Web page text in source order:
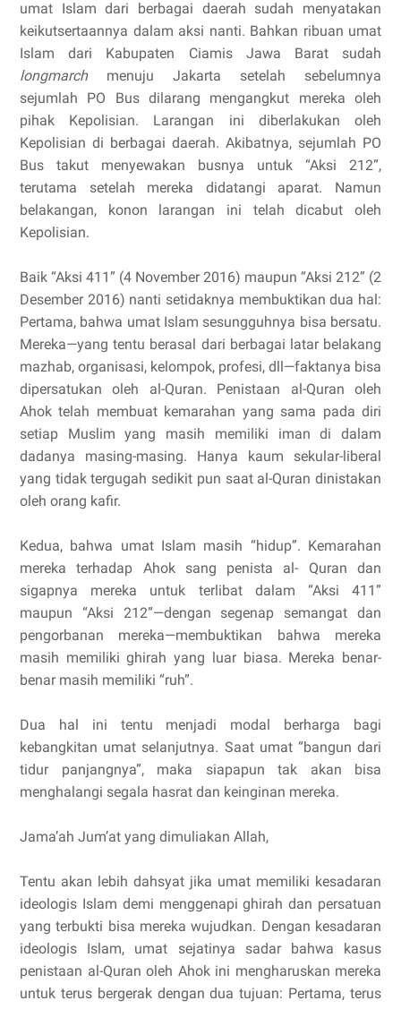
umat Islam dari berbagai daerah sudah menyatakan
keikutsertaannya dalam aksi nanti. Bahkan ribuan umat
Islam dari Kabupaten Ciamis Jawa Barat sudah
longmarchmenuju Jakarta setelah sebelumnya
sejumlah PO Bus dilarang mengangkut mereka oleh
pihak Kepolisian. Larangan ini diberlakukan oleh
Kepolisian di berbagai daerah. Akibatnya, sejumlah PO
Bus takut menyewakan busnya untuk “Aksi 212”,
terutama setelah mereka didatangi aparat. Namun
belakangan, konon larangan ini telah dicabut oleh
Kepolisian.
Baik “Aksi 411” (4 November 2016) maupun “Aksi 212” (2
Desember 2016) nanti setidaknya membuktikan dua hal:
Pertama, bahwa umat Islam sesungguhnya bisa bersatu.
Mereka—yang tentu berasal dari berbagai latar belakang
mazhab, organisasi, kelompok, profesi, dll—faktanya bisa
dipersatukan oleh al-Quran. Penistaan al-Quran oleh
Ahok telah membuat kemarahan yang sama pada diri
setiap Muslim yang masih memiliki iman di dalam
dadanya masing-masing. Hanya kaum sekular-liberal
yang tidak tergugah sedikit pun saat al-Quran dinistakan
oleh orang kafir.
Kedua, bahwa umat Islam masih “hidup”. Kemarahan
mereka terhadap Ahok sang penista al- Quran dan
sigapnya mereka untuk terlibat dalam “Aksi 411”
maupun “Aksi 212”—dengan segenap semangat dan
pengorbanan mereka—membuktikan bahwa mereka
masih memiliki ghirah yang luar biasa. Mereka benar-
benar masih memiliki “ruh”.
Dua hal ini tentu menjadi modal berharga bagi
kebangkitan umat selanjutnya. Saat umat “bangun dari
tidur panjangnya”, maka siapapun tak akan bisa
menghalangi segala hasrat dan keinginan mereka.
Jama’ah Jum’at yang dimuliakan Allah,
Tentu akan lebih dahsyat jika umat memiliki kesadaran
ideologis Islam demi menggenapi ghirah dan persatuan
yang terbukti bisa mereka wujudkan. Dengan kesadaran
ideologis Islam, umat sejatinya sadar bahwa kasus
penistaan al-Quran oleh Ahok ini mengharuskan mereka
untuk terus bergerak dengan dua tujuan: Pertama, terus